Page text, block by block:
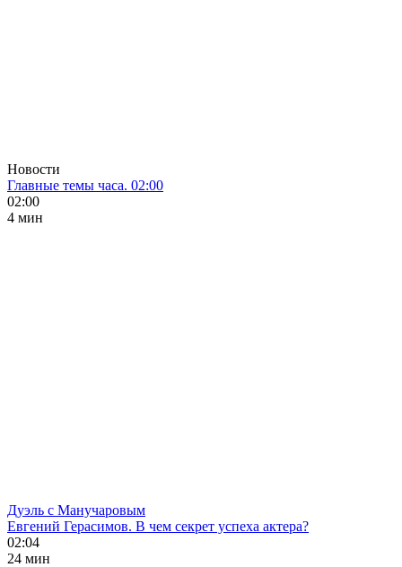
Новости
Главные темы часа. 02:00
02:00
4 мин
Дуэль с Манучаровым
Евгений Герасимов. В чем секрет успеха актера?
02:04
24 мин